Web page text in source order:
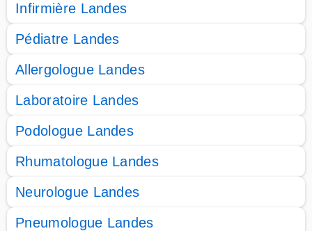
Infirmière Landes
Pédiatre Landes
Allergologue Landes
Laboratoire Landes
Podologue Landes
Rhumatologue Landes
Neurologue Landes
Pneumologue Landes